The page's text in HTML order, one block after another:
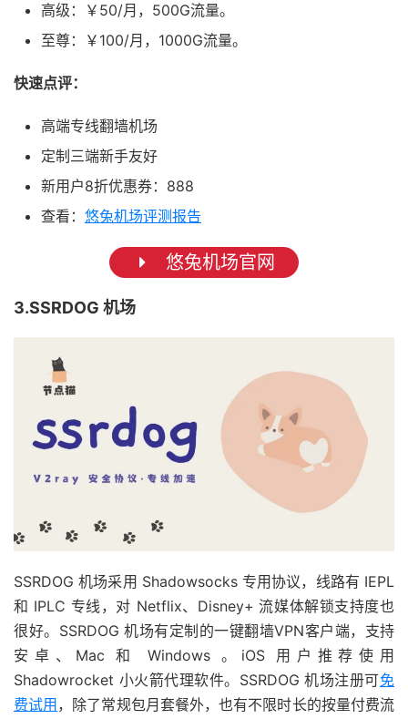
高级：￥50/月，500G流量。
至尊：￥100/月，1000G流量。
快速点评：
高端专线翻墙机场
定制三端新手友好
新用户8折优惠券：888
查看： 悠兔机场评测报告
悠兔机场官网
3.SSRDOG 机场
SSRDOG 机场采用 Shadowsocks 专用协议，线路有 IEPL
和 IPLC 专线，对 Netflix、Disney+ 流媒体解锁支持度也
很好。SSRDOG 机场有定制的一键翻墙VPN客户端，支持
安卓、Mac 和 Windows 。iOS 用户推荐使用
Shadowrocket 小火箭代理软件。SSRDOG 机场注册可免
费试用 ，除了常规包月套餐外，也有不限时长的按量付费流